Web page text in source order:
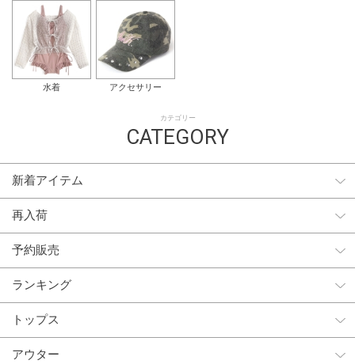
水着 アクセサリー
カテゴリー
CATEGORY
新着アイテム
再入荷
予約販売
ランキング
トップス
アウター